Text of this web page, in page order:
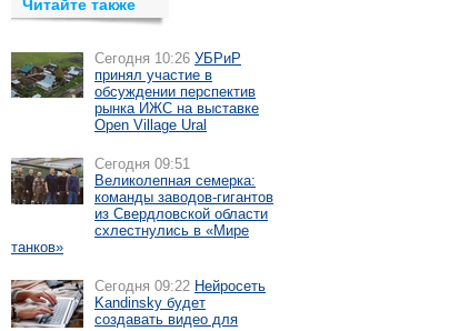
Читайте также
Сегодня 10:26 УБРиР
принял участие в
обсуждении перспектив
рынка ИЖС на выставке
Open Village Ural
Сегодня 09:51
Великолепная семерка:
команды заводов-гигантов
из Свердловской области
схлестнулись в «Мире
танков»
Сегодня 09:22 Нейросеть
Kandinsky будет
создавать видео для